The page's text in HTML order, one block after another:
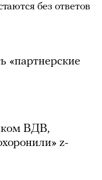
без ответов
«партнерские
ВДВ,
z-